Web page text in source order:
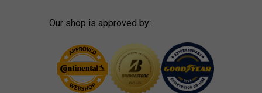
Our shop is approved by: